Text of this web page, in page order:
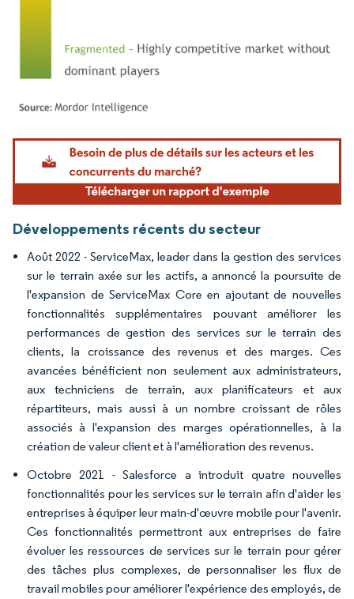
Image © Mordor Intelligence. La réutilisation nécessite une attribution sous CC BY
Développements récents du secteur
Août 2022 - ServiceMax, leader dans la gestion des services
sur le terrain axée sur les actifs, a annoncé la poursuite de
l'expansion de ServiceMax Core en ajoutant de nouvelles
fonctionnalités supplémentaires pouvant améliorer les
performances de gestion des services sur le terrain des
clients, la croissance des revenus et des marges. Ces
avancées bénéficient non seulement aux administrateurs,
aux techniciens de terrain, aux planificateurs et aux
répartiteurs, mais aussi à un nombre croissant de rôles
associés à l'expansion des marges opérationnelles, à la
création de valeur client et à l'amélioration des revenus.
Octobre 2021 - Salesforce a introduit quatre nouvelles
fonctionnalités pour les services sur le terrain afin d'aider les
entreprises à équiper leur main-d'œuvre mobile pour l'avenir.
Ces fonctionnalités permettront aux entreprises de faire
évoluer les ressources de services sur le terrain pour gérer
des tâches plus complexes, de personnaliser les flux de
travail mobiles pour améliorer l'expérience des employés, de